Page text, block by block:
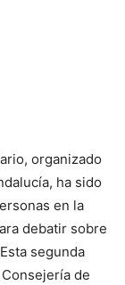
organizado
ha sido
en la
debatir sobre
segunda
de